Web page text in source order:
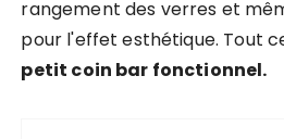
rangement des verres et
pour l'effet esthétique. Tout
petit coin bar fonctionnel.